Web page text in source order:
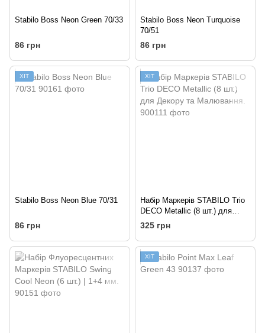
Stabilo Boss Neon Green 70/33
86 грн
Stabilo Boss Neon Turquoise
70/51
86 грн
ХІТ
Stabilo Boss Neon Blue 70/31
86 грн
ХІТ
Набір Маркерів STABILO Trio
DECO Metallic (8 шт.) для
Декору та Малювання.
325 грн
ХІТ